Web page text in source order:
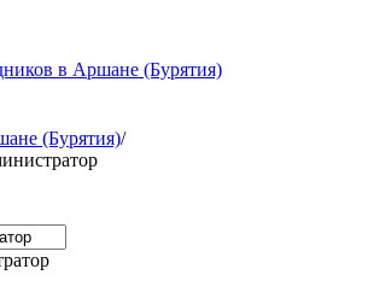
в Аршане (Бурятия)
(Бурятия)/